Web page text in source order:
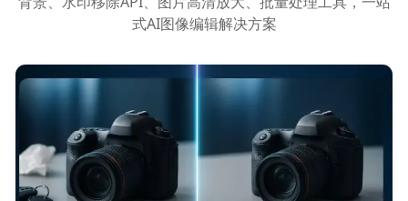
式AI图像编辑解决方案